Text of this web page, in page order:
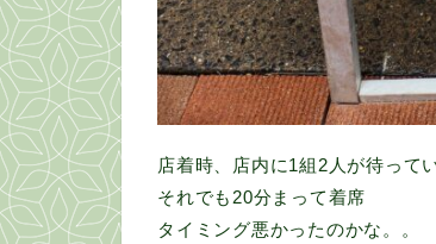
店着時、店内に1組2人が待って
それでも20分まって着席
タイミング悪かったのかな。。